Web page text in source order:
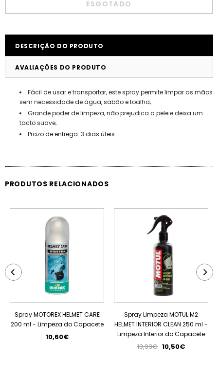
DESCRIÇÃO DO PRODUTO
AVALIAÇÕES DO PRODUTO
Fácil de usar e transportar, este spray permite limpar as mãos
sem necessidade de água, sabão e toalha;
Grande poder de limpeza, não prejudica a pele e deixa um
tacto suave;
Prazo de entrega: 3 dias úteis
PRODUTOS RELACIONADOS
Spray MOTOREX HELMET CARE
200 ml - Limpeza do Capacete
10,60€
Spray Limpeza MOTUL M2
HELMET INTERIOR CLEAN 250 ml -
Limpeza Interior do Capacete
13,93€ 10,50€